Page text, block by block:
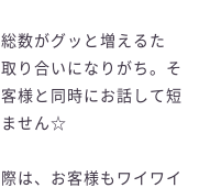
数がグッと増えるた
り合いになりがち。そ
様と同時にお話して短
ません☆
は、お客様もワイワイ